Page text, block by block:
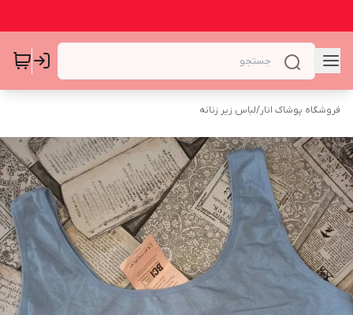
فروشگاه پوشاک انار/لباس زیر زنانه